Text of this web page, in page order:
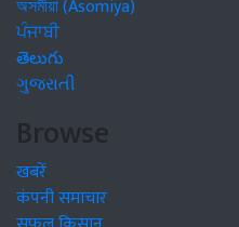
অসমীয়া (Asomiya)
ਪੰਜਾਬੀ
తెలుగు
ગુજરાતી
Browse
खबरें
कंपनी समाचार